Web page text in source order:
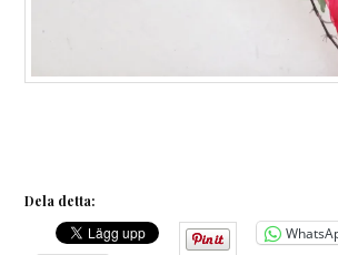
Dela detta: